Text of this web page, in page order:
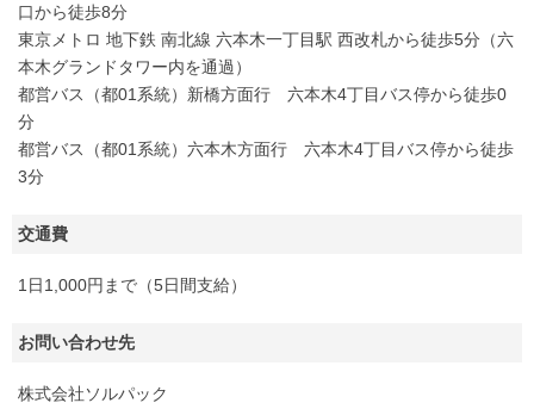
口から徒歩8分
東京メトロ 地下鉄 南北線 六本木一丁目駅 西改札から徒歩5分（六
本木グランドタワー内を通過）
都営バス（都01系統）新橋方面行 六本木4丁目バス停から徒歩0
分
都営バス（都01系統）六本木方面行 六本木4丁目バス停から徒歩
3分
交通費
1日1,000円まで（5日間支給）
お問い合わせ先
株式会社ソルパック